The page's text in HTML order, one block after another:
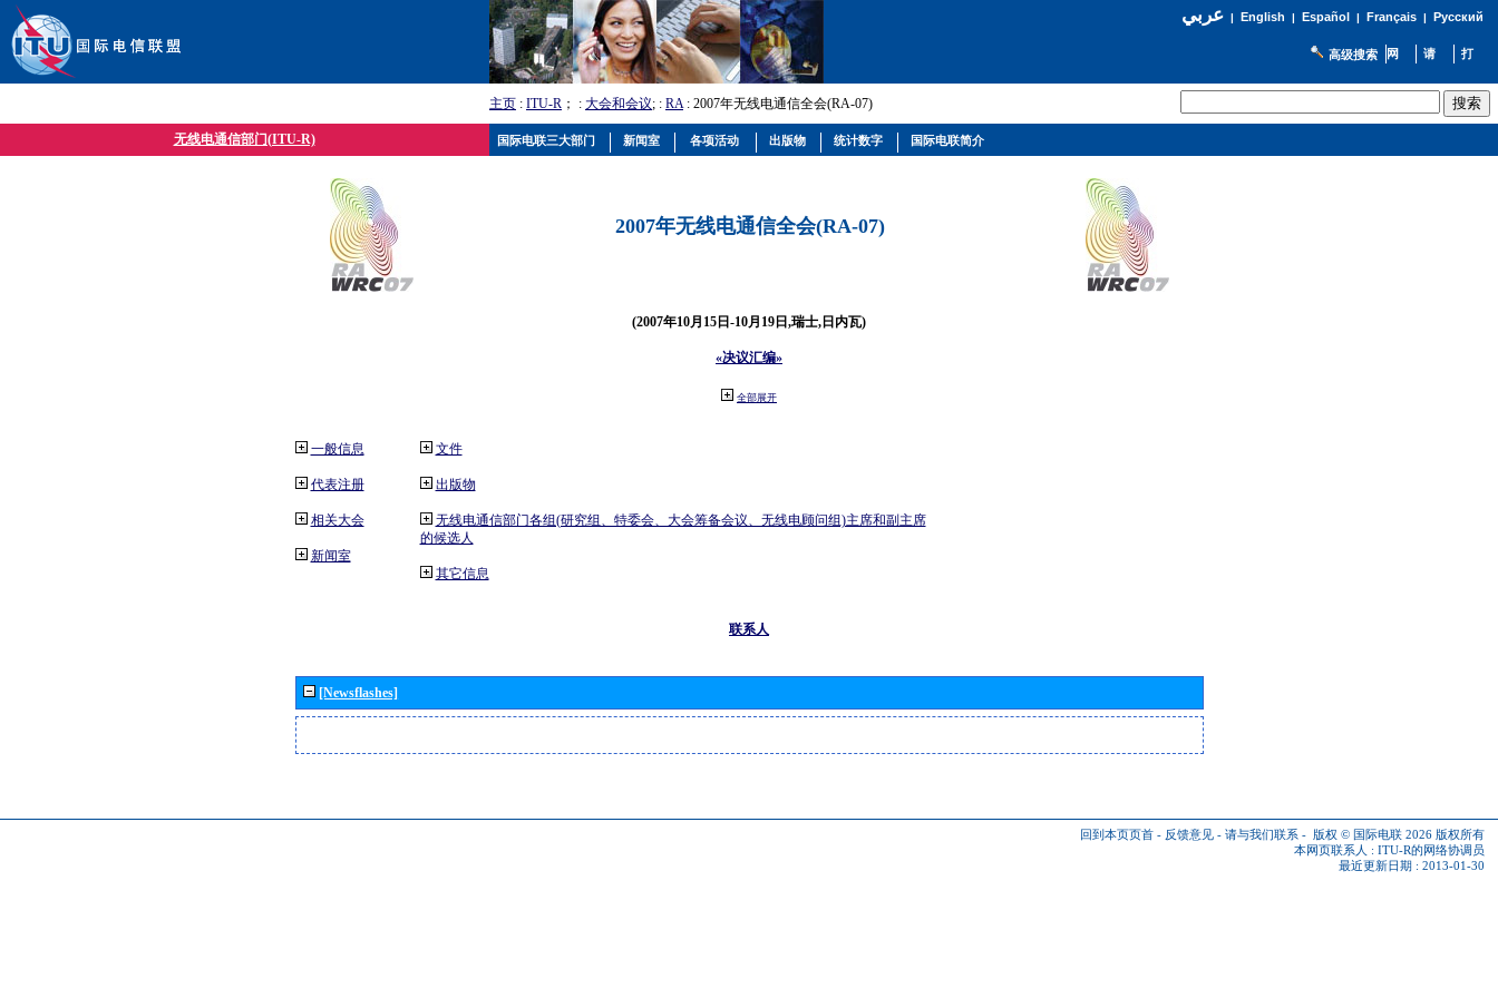
عربي| English | Español | Français| Русский
高级搜索
主页 : ITU-R ； : 大会和会议; : RA: 2007年无线电通信全会(RA-07)
无线电通信部门(ITU-R)
2007年无线电通信全会(RA-07)
(2007年10月15日-10月19日,瑞士,日内瓦)
«决议汇编»
全部展开
一般信息
代表注册
相关大会
新闻室
文件
出版物
无线电通信部门各组(研究组、特委会、大会筹备会议、无线电顾问组)主席和副主席
的候选人
其它信息
联系人
[Newsflashes]
回到本页页首 - 反馈意见 - 请与我们联系 - 版权 © 国际电联 2026 版权所有
本网页联系人 : ITU-R的网络协调员
最近更新日期 : 2013-01-30
国际电联三大部门 新闻室 各项活动 出版物 统计数字 国际电联简介